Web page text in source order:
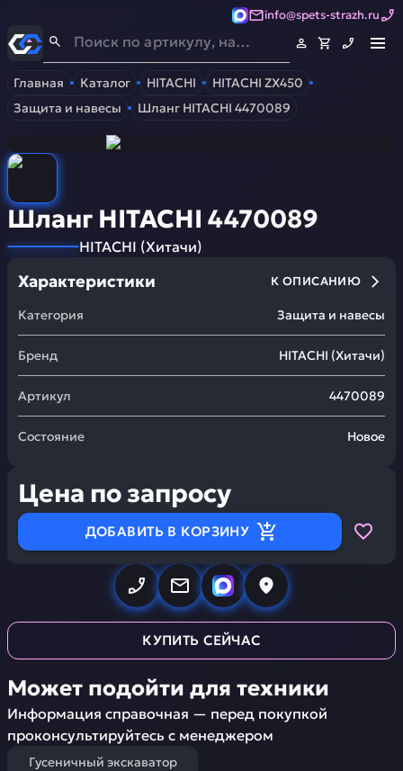
info@spets-strazh.ru
Спец-Страж- Запчасти для спецтехники
Главная Каталог HITACHI
HITACHI ZX450
Защита и навесы
Шланг HITACHI 4470089
Шланг HITACHI 4470089
HITACHI (Хитачи)
Характеристики К ОПИСАНИЮ
Категория Защита и навесы
Бренд HITACHI (Хитачи)
Артикул 4470089
Состояние Новое
Цена по запросу
ДОБАВИТЬ В КОРЗИНУ
КУПИТЬ СЕЙЧАС
Может подойти для техники
Информация справочная — перед покупкой
проконсультируйтесь с менеджером
Гусеничный экскаватор